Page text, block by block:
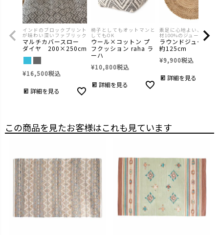
インドのブロックプリント
が味わい深いファブリック
マルチカバースロー
ダイヤ 200×250cm
¥16,500税込
詳細を見る
椅子としてもオットマンと
してもOK
ウール×コットン プ
フクッション raha ラ
ーハ
¥10,800税込
詳細を見る
素足に心地よい、 天然
材100%のジュートラグ
ラウンドジュートラ
約125cm
¥9,900税込
詳細を見る
この商品を見たお客様はこれも見ています